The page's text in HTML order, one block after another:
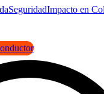
SeguridadImpacto en